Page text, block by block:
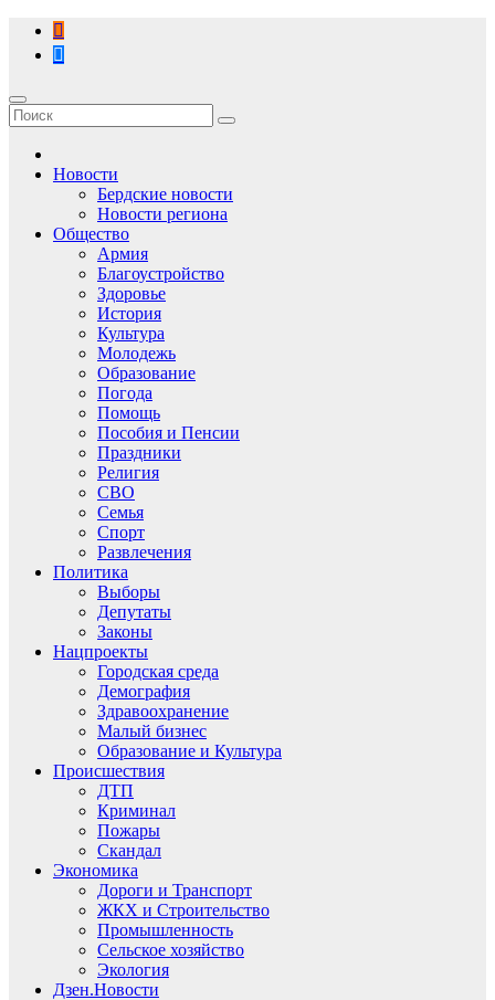
Перейти
содержимому
Новости
Бердские новости
Новости региона
Общество
Армия
Благоустройство
Здоровье
История
Культура
Молодежь
Образование
Погода
Помощь
Пособия и Пенсии
Праздники
Религия
СВО
Семья
Спорт
Развлечения
Политика
Выборы
Депутаты
Законы
Нацпроекты
Городская среда
Демография
Здравоохранение
Малый бизнес
Образование и Культура
Происшествия
ДТП
Криминал
Пожары
Скандал
Экономика
Дороги и Транспорт
ЖКХ и Строительство
Промышленность
Сельское хозяйство
Экология
Дзен.Новости